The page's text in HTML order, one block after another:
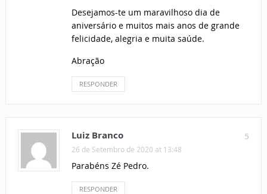
Desejamos-te um maravilhoso dia de
aniversário e muitos mais anos de grande
felicidade, alegria e muita saúde.
Abração
RESPONDER
5
Luiz Branco
26 de Setembro de 2020 at 13:48
Parabéns Zé Pedro.
RESPONDER